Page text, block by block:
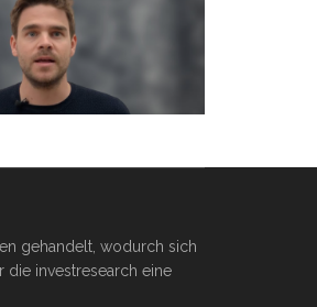
gehandelt, wodurch sich
die investresearch eine